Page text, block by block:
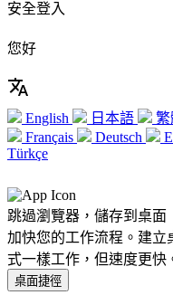
安全登入
您好
English 日本語 繁
Français
Deutsch
Türkçe
跳過瀏覽器，儲存到桌面
加快您的工作流程。建立
式一樣工作，但速度更快
桌面捷徑